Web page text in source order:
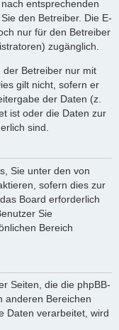
entsprechenden
den Betreiber. Die E-
nur für den Betreiber
zugänglich.
der Betreiber nur mit
gilt nicht, sofern er
der Daten (z.
ist oder die Daten zur
sind.
Sie unter den von
sofern dies zur
Board erforderlich
Sie
Bereich
Seiten, die die phpBB-
anderen Bereichen
Daten verarbeitet, wird